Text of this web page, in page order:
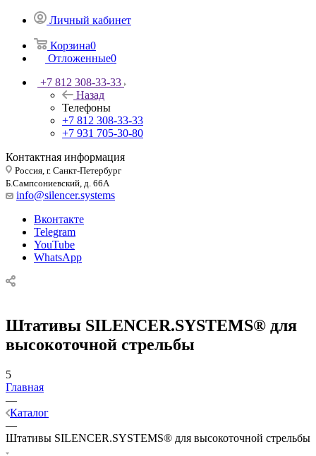
Личный кабинет
Корзина0
Отложенные0
+7 812 308-33-33
Назад
Телефоны
+7 812 308-33-33
+7 931 705-30-80
Контактная информация
Россия, г. Санкт-Петербург
Б.Сампсониевский, д. 66А
info@silencer.systems
Вконтакте
Telegram
YouTube
WhatsApp
Штативы SILENCER.SYSTEMS® для
высокоточной стрельбы
5
Главная
—
Каталог
—
Штативы SILENCER.SYSTEMS® для высокоточной стрельбы